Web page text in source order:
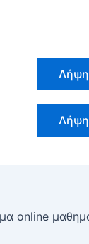
Λήψη
Λήψη